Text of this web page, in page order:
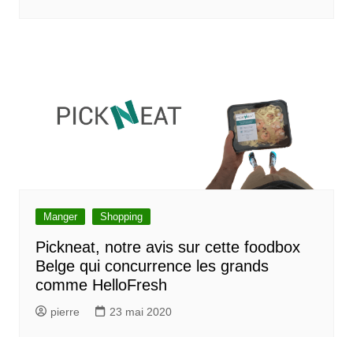
Manger Shopping
Pickneat, notre avis sur cette foodbox
Belge qui concurrence les grands
comme HelloFresh
pierre 23 mai 2020